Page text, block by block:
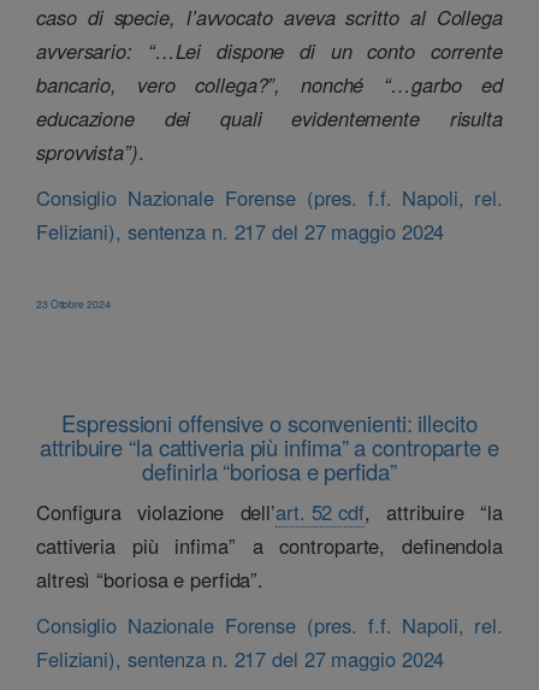
caso di specie, l’avvocato aveva scritto al Collega
avversario: “…Lei dispone di un conto corrente
bancario, vero collega?”, nonché “…garbo ed
educazione dei quali evidentemente risulta
sprovvista”).
Consiglio Nazionale Forense (pres. f.f. Napoli, rel.
Feliziani), sentenza n. 217 del 27 maggio 2024
23 Ottobre 2024
Espressioni offensive o sconvenienti: illecito
attribuire “la cattiveria più infima” a controparte e
definirla “boriosa e perfida”
Configura violazione dell’art. 52 cdf, attribuire “la
cattiveria più infima” a controparte, definendola
altresì “boriosa e perfida”.
Consiglio Nazionale Forense (pres. f.f. Napoli, rel.
Feliziani), sentenza n. 217 del 27 maggio 2024